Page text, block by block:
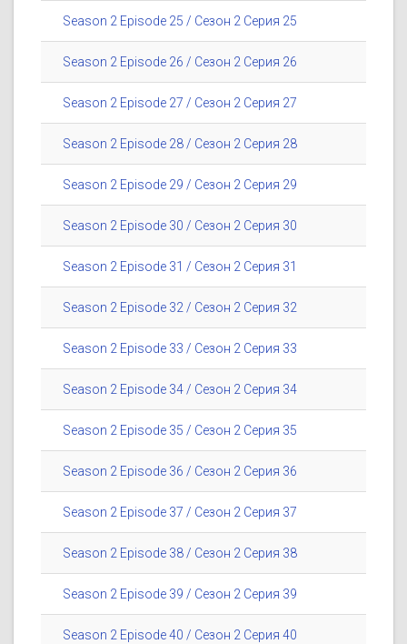
Season 2 Episode 25 / Сезон 2 Серия 25
Season 2 Episode 26 / Сезон 2 Серия 26
Season 2 Episode 27 / Сезон 2 Серия 27
Season 2 Episode 28 / Сезон 2 Серия 28
Season 2 Episode 29 / Сезон 2 Серия 29
Season 2 Episode 30 / Сезон 2 Серия 30
Season 2 Episode 31 / Сезон 2 Серия 31
Season 2 Episode 32 / Сезон 2 Серия 32
Season 2 Episode 33 / Сезон 2 Серия 33
Season 2 Episode 34 / Сезон 2 Серия 34
Season 2 Episode 35 / Сезон 2 Серия 35
Season 2 Episode 36 / Сезон 2 Серия 36
Season 2 Episode 37 / Сезон 2 Серия 37
Season 2 Episode 38 / Сезон 2 Серия 38
Season 2 Episode 39 / Сезон 2 Серия 39
Season 2 Episode 40 / Сезон 2 Серия 40